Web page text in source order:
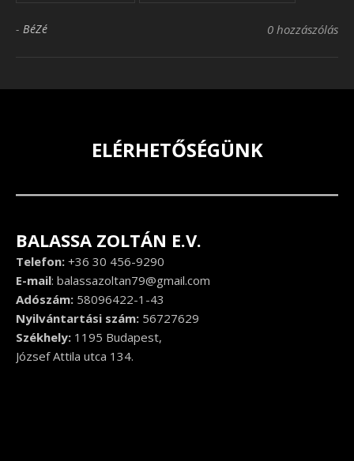
- BéZé 0 hozzászólás
ELÉRHETŐSÉGÜNK
BALASSA ZOLTÁN E.V.
Telefon: +36 30 456-9290
E-mail: balassazoltan79@gmail.com
Adószám: 58096422-1-43
Nyilvántartási szám: 56727629
Székhely: 1195 Budapest,
József Attila utca 134.